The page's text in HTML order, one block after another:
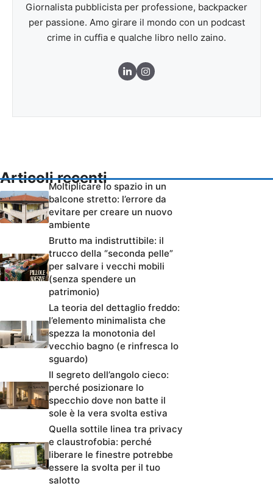
Giornalista pubblicista per professione, backpacker
per passione. Amo girare il mondo con un podcast
crime in cuffia e qualche libro nello zaino.
Articoli recenti
Moltiplicare lo spazio in un
balcone stretto: l’errore da
evitare per creare un nuovo
ambiente
Brutto ma indistruttibile: il
trucco della “seconda pelle”
per salvare i vecchi mobili
(senza spendere un
patrimonio)
La teoria del dettaglio freddo:
l’elemento minimalista che
spezza la monotonia del
vecchio bagno (e rinfresca lo
sguardo)
Il segreto dell’angolo cieco:
perché posizionare lo
specchio dove non batte il
sole è la vera svolta estiva
Quella sottile linea tra privacy
e claustrofobia: perché
liberare le finestre potrebbe
essere la svolta per il tuo
salotto